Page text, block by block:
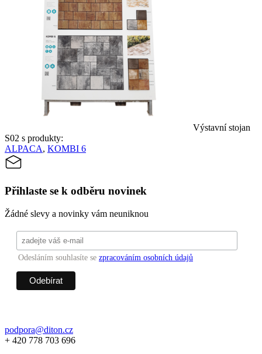
Výstavní stojan
S02 s produkty:
ALPACA, KOMBI 6
Přihlaste se k odběru novinek
Žádné slevy a novinky vám neuniknou
Odesláním souhlasíte se zpracováním osobních údajů
podpora@diton.cz
+ 420 778 703 696